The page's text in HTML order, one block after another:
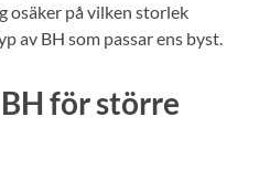
osäker på vilken storlek
av BH som passar ens byst.
för större